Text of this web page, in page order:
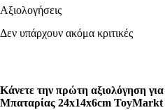
Αξιολογήσεις
Δεν υπάρχουν ακόμα κριτικές
Κάνετε την πρώτη αξιολόγηση
Μπαταρίας 24x14x6cm ToyMarkt